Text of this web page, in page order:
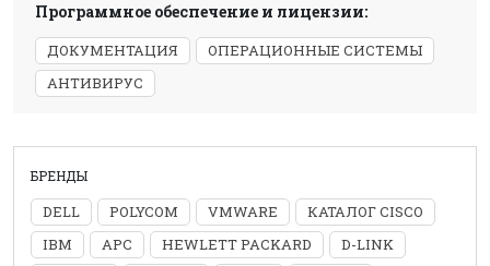
Программное обеспечение и лицензии:
ДОКУМЕНТАЦИЯ
ОПЕРАЦИОННЫЕ СИСТЕМЫ
АНТИВИРУС
БРЕНДЫ
DELL POLYCOM VMWARE
КАТАЛОГ CISCO
IBM
APC HEWLETT PACKARD
D-LINK